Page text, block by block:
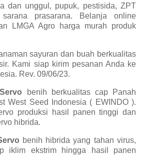
dan unggul, pupuk, pestisida, ZPT
prasarana. Belanja online
LMGA Agro harga murah produk
sayuran dan buah berkualitas
Kami siap kirim pesanan Anda ke
Rev. 09/06/23.
benih berkualitas cap Panah
West Seed Indonesia ( EWINDO ).
produksi hasil panen tinggi dan
hibrida.
benih hibrida yang tahan virus,
iklim ekstrim hingga hasil panen